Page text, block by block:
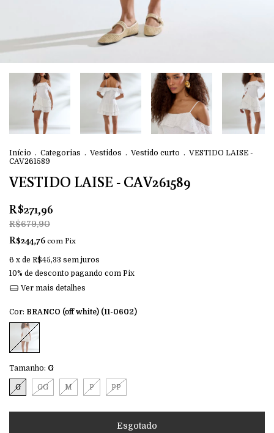
Início . Categorias . Vestidos . Vestido curto . VESTIDO LAISE -
CAV261589
VESTIDO LAISE - CAV261589
R$271,96
R$679,90
R$244,76comPix
6 x de R$45,33 sem juros
10% de desconto pagando com Pix
Ver mais detalhes
Cor: BRANCO (off white) (11-0602)
Tamanho: G
G GG M P PP